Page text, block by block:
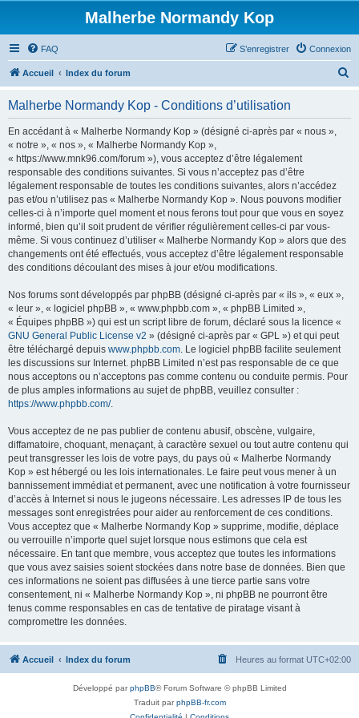
Malherbe Normandy Kop
FAQ Connexion
S’enregistrer
Accueil Index du forum
Malherbe Normandy Kop - Conditions d’utilisation
En accédant à « Malherbe Normandy Kop » (désigné ci-après par « nous »,
« notre », « nos », « Malherbe Normandy Kop »,
« https://www.mnk96.com/forum »), vous acceptez d’être légalement
responsable des conditions suivantes. Si vous n’acceptez pas d’être
légalement responsable de toutes les conditions suivantes, alors n’accédez
pas et/ou n’utilisez pas « Malherbe Normandy Kop ». Nous pouvons modifier
celles-ci à n’importe quel moment et nous ferons tout pour que vous en soyez
informé, bien qu’il soit prudent de vérifier régulièrement celles-ci par vous-
même. Si vous continuez d’utiliser « Malherbe Normandy Kop » alors que des
changements ont été effectués, vous acceptez d’être légalement responsable
des conditions découlant des mises à jour et/ou modifications.
Nos forums sont développés par phpBB (désigné ci-après par « ils », « eux »,
« leur », « logiciel phpBB », « www.phpbb.com », « phpBB Limited »,
« Équipes phpBB ») qui est un script libre de forum, déclaré sous la licence «
GNU General Public License v2 » (désigné ci-après par « GPL ») et qui peut
être téléchargé depuis www.phpbb.com. Le logiciel phpBB facilite seulement
les discussions sur Internet. phpBB Limited n’est pas responsable de ce que
nous acceptons ou n’acceptons pas comme contenu ou conduite permis. Pour
de plus amples informations au sujet de phpBB, veuillez consulter :
https://www.phpbb.com/.
Vous acceptez de ne pas publier de contenu abusif, obscène, vulgaire,
diffamatoire, choquant, menaçant, à caractère sexuel ou tout autre contenu qui
peut transgresser les lois de votre pays, du pays où « Malherbe Normandy
Kop » est hébergé ou les lois internationales. Le faire peut vous mener à un
bannissement immédiat et permanent, avec une notification à votre fournisseur
d’accès à Internet si nous le jugeons nécessaire. Les adresses IP de tous les
messages sont enregistrées pour aider au renforcement de ces conditions.
Vous acceptez que « Malherbe Normandy Kop » supprime, modifie, déplace
ou verrouille n’importe quel sujet lorsque nous estimons que cela est
nécessaire. En tant que membre, vous acceptez que toutes les informations
que vous avez saisies soient stockées dans notre base de données. Bien que
ces informations ne soient pas diffusées à une tierce partie sans votre
consentement, ni « Malherbe Normandy Kop », ni phpBB ne pourront être
tenus comme responsables en cas de tentative de piratage visant à
compromettre les données.
Accueil Index du forum Heures au format UTC+02:00
Développé parphpBB® Forum Software © phpBB Limited
Traduit parphpBB-fr.com